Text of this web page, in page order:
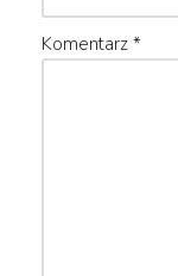
Komentarz *